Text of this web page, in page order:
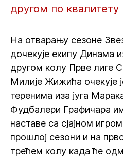
другом по
На отварању сезоне
дочекује екипу Динама
другом колу Прве лиге
Милије Жижића очекује
теренима иза југа
Фудбалери Графичара
наставе са сјајном
прошлој сезони и на
трећем колу када ће